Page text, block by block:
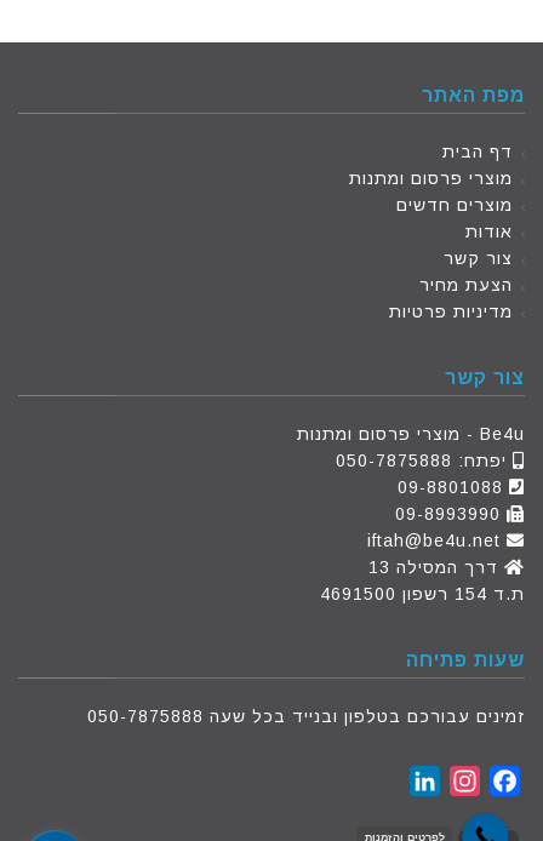
מפת האתר
דף הבית
מוצרי פרסום ומתנות
מוצרים חדשים
אודות
צור קשר
הצעת מחיר
מדיניות פרטיות
צור קשר
Be4u - מוצרי פרסום ומתנות
יפתח: 050-7875888
09-8801088
iftah@be4u.net
דרך המסילה 13
ת.ד 154 רשפון 4691500
שעות פתיחה
זמינים עבורכם בטלפון ובנייד בכל שעה 050-7875888
Facebook
Instagram
לפרטים והזמנות